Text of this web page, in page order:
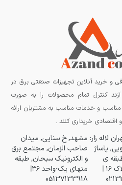
و خرید آنلاین تجهیزات صنعتی برق در
آزند کنترل تمام محصولات را به صورت
و خدمات مناسب به مشتریان ارائه
خریداری کنند .
لاله زار:
پاساژ
ی
|
مشهد, خ سنایی, میدان
صاحب الزمان, مجتمع برق
و الکترونیک سبحان, طبقه
منهای یک-واحد ۳۶|
05137133918